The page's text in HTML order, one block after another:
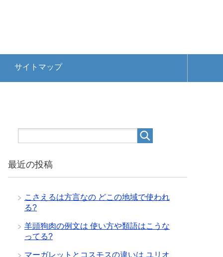
サイトマップ
最近の投稿
こさえるは方言なの どこの地域で使われ
る?
羊頭狗肉の例文は 使い方や類語はこうな
ってる?
マーガレットとコスモスの違いは ユリオ